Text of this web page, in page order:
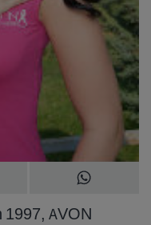
1997, AVON